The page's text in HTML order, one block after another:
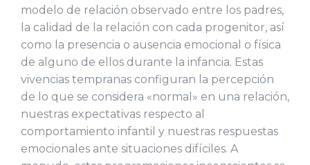
modelo de relación observado entre los padres,
la calidad de la relación con cada progenitor, así
como la presencia o ausencia emocional o física
de alguno de ellos durante la infancia. Estas
vivencias tempranas configuran la percepción
de lo que se considera «normal» en una relación,
nuestras expectativas respecto al
comportamiento infantil y nuestras respuestas
emocionales ante situaciones difíciles. A